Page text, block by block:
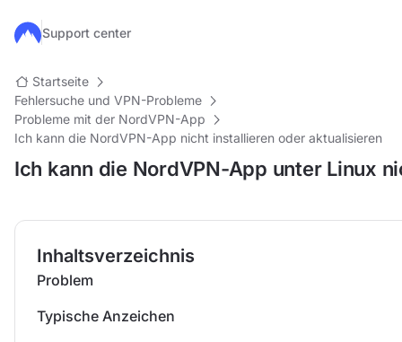
Zum Hauptinhalt springen
Support center
Startseite
Fehlersuche und VPN-Probleme
Probleme mit der NordVPN-App
Ich kann die NordVPN-App nicht installieren oder aktualisieren
Ich kann die NordVPN-App unter Linux
Inhaltsverzeichnis
Problem
Typische Anzeichen